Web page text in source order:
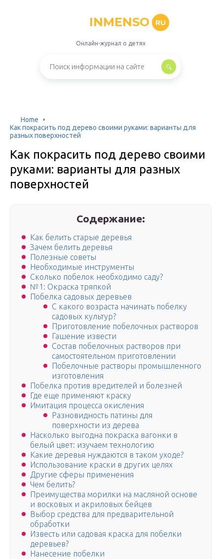
INMENSO RU
Онлайн-журнал о детях
Home
Как покрасить под дерево своими руками: варианты для
разных поверхностей
Как покрасить под дерево своими
руками: варианты для разных
поверхностей
Содержание:
Как белить старые деревья
Зачем белить деревья
Полезные советы
Необходимые инструменты
Сколько побелок необходимо саду?
№1: Окраска тряпкой
Побелка садовых деревьев
С какого возраста начинать побелку
садовых культур?
Приготовление побелочных растворов
Гашение извести
Состав побелочных растворов при
самостоятельном приготовлении
Побелочные растворы промышленного
изготовления
Побелка против вредителей и болезней
Где еще применяют краску
Имитация процесса окисления
Разновидность патины для
поверхности из дерева
Насколько выгодна покраска вагонки в
белый цвет: изучаем технологию
Какие деревья нуждаются в таком уходе?
Использование краски в других целях
Другие сферы применения
Чем белить?
Преимущества морилки на масляной основе
и восковых и акриловых бейцев
Выбор средства для предварительной
обработки
Известь или садовая краска для побелки
деревьев?
Нанесение побелки